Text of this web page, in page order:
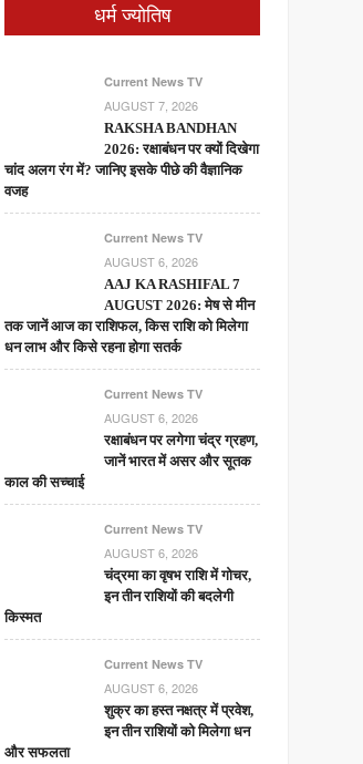
धर्म ज्योतिष
Current News TV
AUGUST 7, 2026
RAKSHA BANDHAN
2026: रक्षाबंधन पर क्यों दिखेगा
चांद अलग रंग में? जानिए इसके पीछे की वैज्ञानिक
वजह
Current News TV
AUGUST 6, 2026
AAJ KA RASHIFAL 7
AUGUST 2026: मेष से मीन
तक जानें आज का राशिफल, किस राशि को मिलेगा
धन लाभ और किसे रहना होगा सतर्क
Current News TV
AUGUST 6, 2026
रक्षाबंधन पर लगेगा चंद्र ग्रहण,
जानें भारत में असर और सूतक
काल की सच्चाई
Current News TV
AUGUST 6, 2026
चंद्रमा का वृषभ राशि में गोचर,
इन तीन राशियों की बदलेगी
किस्मत
Current News TV
AUGUST 6, 2026
शुक्र का हस्त नक्षत्र में प्रवेश,
इन तीन राशियों को मिलेगा धन
और सफलता